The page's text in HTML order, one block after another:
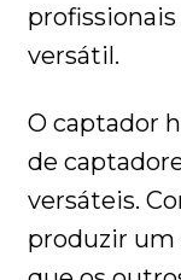
versátil.
O captador
de
versáteis.
produzir um